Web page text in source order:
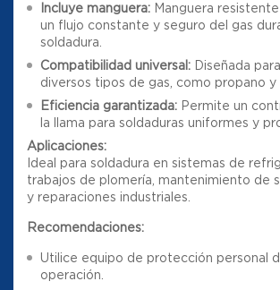
Incluye manguera: Manguera
un flujo constante y seguro del gas
soldadura.
Compatibilidad universal: Diseñada
diversos tipos de gas, como propano y
Eficiencia garantizada: Permite un
la llama para soldaduras uniformes y
Aplicaciones:
Ideal para soldadura en sistemas de
trabajos de plomería, mantenimiento de
y reparaciones industriales.
Recomendaciones:
Utilice equipo de protección personal
operación.